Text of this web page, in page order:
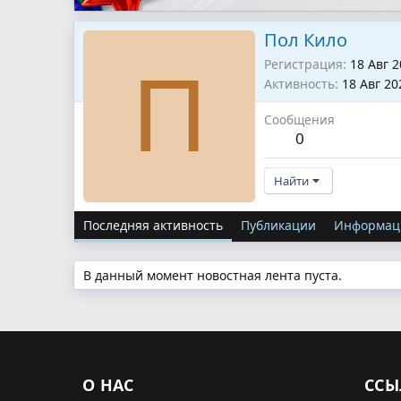
П
Пол Кило
Регистрация 18 Авг
Активность 18 Авг
Сообщения
0
Найти
Последняя активность Публикации
В данный момент новостная лента пуста.
О НАС